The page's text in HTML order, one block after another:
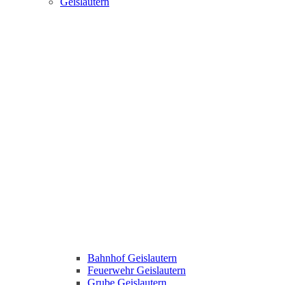
Bahnhof Geislautern
Feuerwehr Geislautern